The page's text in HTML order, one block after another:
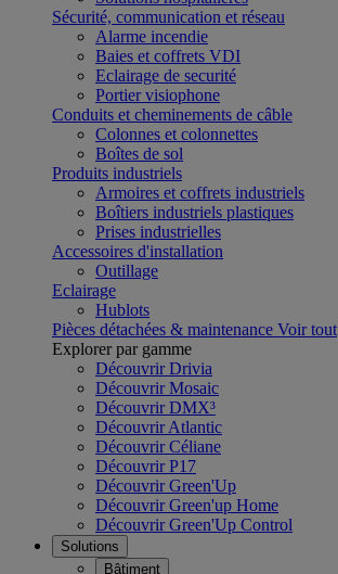
Sécurité, communication et réseau
Alarme incendie
Baies et coffrets VDI
Eclairage de securité
Portier visiophone
Conduits et cheminements de câble
Colonnes et colonnettes
Boîtes de sol
Produits industriels
Armoires et coffrets industriels
Boîtiers industriels plastiques
Prises industrielles
Accessoires d'installation
Outillage
Eclairage
Hublots
Pièces détachées & maintenance Voir tout
Explorer par gamme
Découvrir Drivia
Découvrir Mosaic
Découvrir DMX³
Découvrir Atlantic
Découvrir Céliane
Découvrir P17
Découvrir Green'Up
Découvrir Green'up Home
Découvrir Green'Up Control
Solutions
Bâtiment